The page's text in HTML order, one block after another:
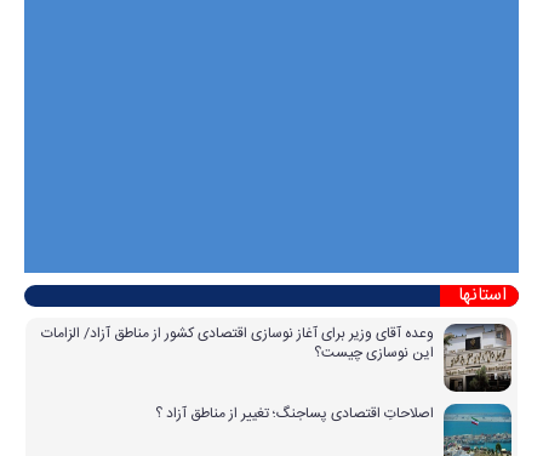
استانها
وعده آقای وزیر برای آغاز نوسازی اقتصادی کشور از مناطق آزاد/ الزامات
این نوسازی چیست؟
اصلاحاتِ اقتصادی پساجنگ؛ تغییر از مناطق آزاد ؟